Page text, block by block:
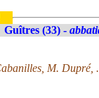
Guîtres (33) -
M. Dupré,